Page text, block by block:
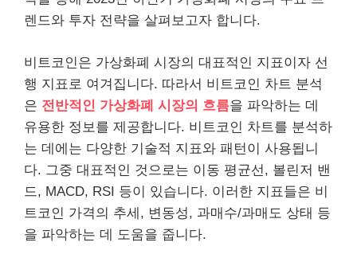
렌드와 투자 전략을 살펴보고자 합니다.
비트코인은 가상화폐 시장의 대표적인 지표이자 선
행 지표로 여겨집니다. 따라서 비트코인 차트 분석
은 전반적인 가상화폐 시장의 흐름을 파악하는 데
유용한 정보를 제공합니다. 비트코인 차트를 분석하
는 데에는 다양한 기술적 지표와 패턴이 사용됩니
다. 그중 대표적인 것으로는 이동 평균선, 볼린저 밴
드, MACD, RSI 등이 있습니다. 이러한 지표들은 비
트코인 가격의 추세, 변동성, 과매수/과매도 상태 등
을 파악하는 데 도움을 줍니다.